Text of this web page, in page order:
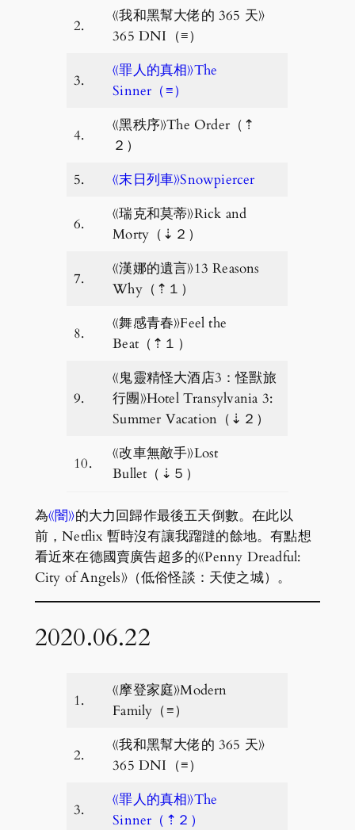
2.
《我和黑幫大佬的 365 天》
365 DNI（≡）
3.
《罪人的真相》The
Sinner（≡）
4.
《黑秩序》The Order（⇡
２）
5.
《末日列車》Snowpiercer
6.
《瑞克和莫蒂》Rick and
Morty（⇣２）
7.
《漢娜的遺言》13 Reasons
Why（⇡１）
8.
《舞感青春》Feel the
Beat（⇡１）
9.
《鬼靈精怪大酒店3：怪獸旅
行團》Hotel Transylvania 3:
Summer Vacation（⇣２）
10.
《改車無敵手》Lost
Bullet（⇣５）
為《闇》的大力回歸作最後五天倒數。在此以
前，Netflix 暫時沒有讓我蹓躂的餘地。有點想
看近來在德國賣廣告超多的《Penny Dreadful:
City of Angels》（低俗怪談：天使之城）。
2020.06.22
1.
《摩登家庭》Modern
Family（≡）
2.
《我和黑幫大佬的 365 天》
365 DNI（≡）
3.
《罪人的真相》The
Sinner（⇡２）